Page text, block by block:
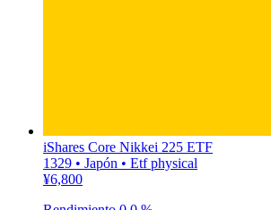
iShares Core Nikkei 225 ETF
1329 • Japón • Etf physical
¥6,800